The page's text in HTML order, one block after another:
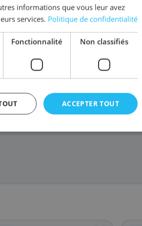
informations que vous leur avez
services. Politique de confidentialité
Fonctionnalité Non classifiés
ACCEPTER TOUT